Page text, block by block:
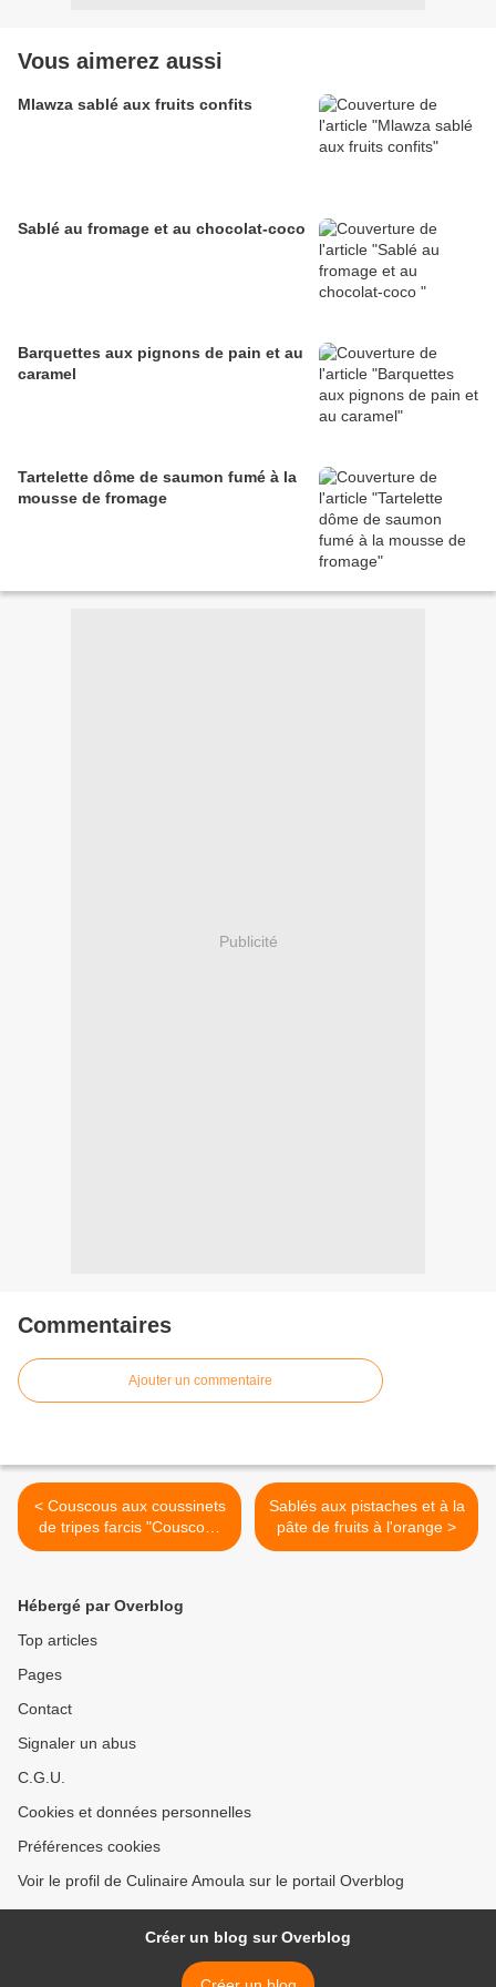
Vous aimerez aussi
Mlawza sablé aux fruits confits
Sablé au fromage et au chocolat-coco
Barquettes aux pignons de pain et au
caramel
Tartelette dôme de saumon fumé à la
mousse de fromage
Publicité
Commentaires
Ajouter un commentaire
< Couscous aux coussinets
de tripes farcis "Couscous
bel bakbouka"
Sablés aux pistaches et à la
pâte de fruits à l'orange >
Hébergé par Overblog
Top articles
Pages
Contact
Signaler un abus
C.G.U.
Cookies et données personnelles
Préférences cookies
Voir le profil de Culinaire Amoula sur le portail Overblog
Créer un blog sur Overblog